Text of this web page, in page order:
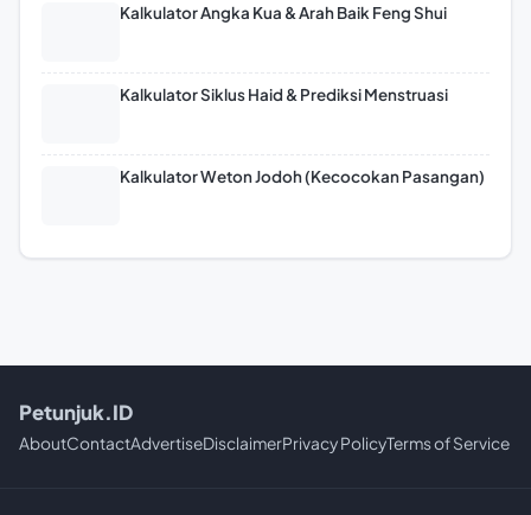
Kalkulator Angka Kua & Arah Baik Feng Shui
Kalkulator Siklus Haid & Prediksi Menstruasi
Kalkulator Weton Jodoh (Kecocokan Pasangan)
Petunjuk.ID
AboutContactAdvertiseDisclaimerPrivacy PolicyTerms of Service